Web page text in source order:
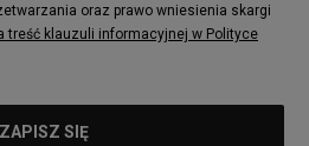
oraz prawo wniesienia skargi
treść klauzuli informacyjnej w Polityce